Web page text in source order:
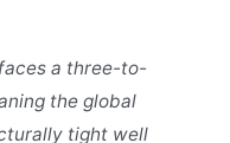
a three-to-
the global
tight well